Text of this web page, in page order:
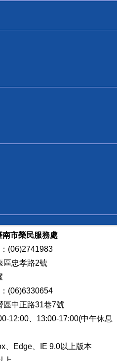
南市榮民服務處
(06)2741983
區忠孝路2號
(06)6330654
區中正路31巷7號
12:00、13:00-17:00(中午休息
、Edge、IE 9.0以上版本